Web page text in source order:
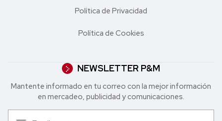
Política de Privacidad
Política de Cookies
NEWSLETTER P&M
Mantente informado en tu correo con la mejor in formación
en mercadeo, publicidad y comunicaciones.